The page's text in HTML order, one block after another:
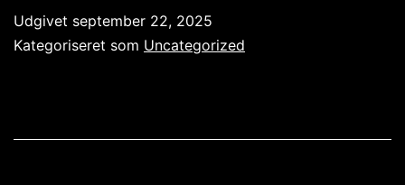
farten
Udgivet september 22, 2025
Kategoriseret som Uncategorized